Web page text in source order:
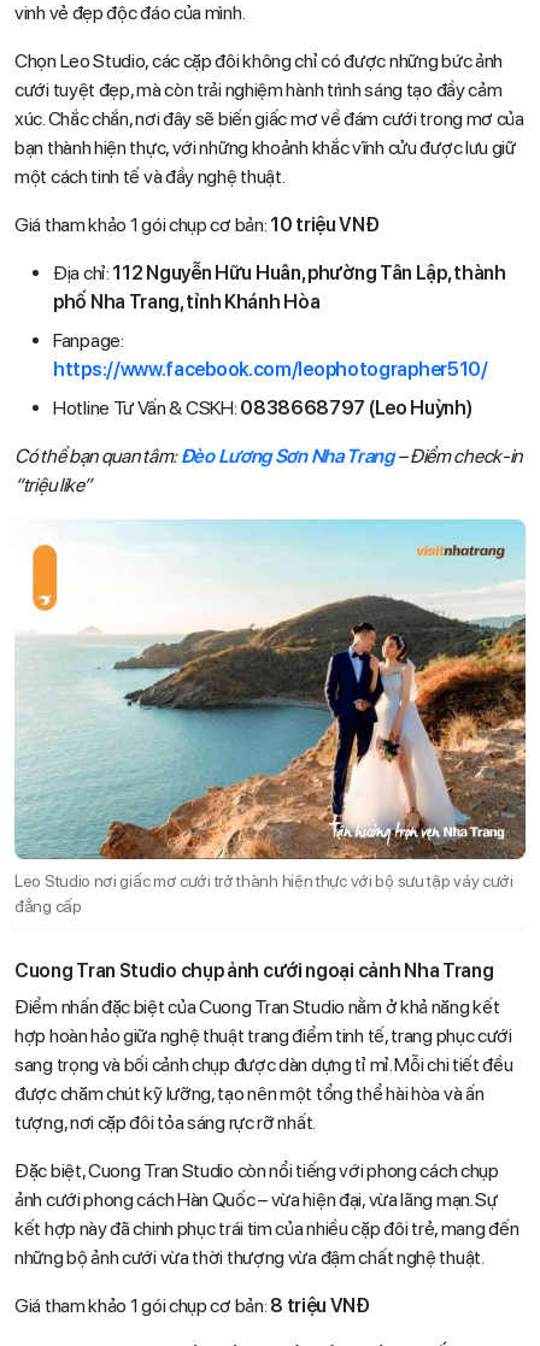
vinh vẻ đẹp độc đáo của mình.
Chọn Leo Studio, các cặp đôi không chỉ có được những bức ảnh
cưới tuyệt đẹp, mà còn trải nghiệm hành trình sáng tạo đầy cảm
xúc. Chắc chắn, nơi đây sẽ biến giấc mơ về đám cưới trong mơ của
bạn thành hiện thực, với những khoảnh khắc vĩnh cửu được lưu giữ
một cách tinh tế và đầy nghệ thuật.
Giá tham khảo 1 gói chụp cơ bản: 10 triệu VNĐ
Địa chỉ: 112 Nguyễn Hữu Huân, phường Tân Lập, thành
phố Nha Trang, tỉnh Khánh Hòa
Fanpage:
https://www.facebook.com/leophotographer510/
Hotline Tư Vấn & CSKH: 0838668797 (Leo Huỳnh)
Có thể bạn quan tâm:Đèo Lương Sơn Nha Trang– Điểm check-in
“triệu like”
Leo Studio nơi giấc mơ cưới trở thành hiện thực với bộ sưu tập váy cưới
đẳng cấp
Cuong Tran Studio chụp ảnh cưới ngoại cảnh Nha Trang
Điểm nhấn đặc biệt của Cuong Tran Studio nằm ở khả năng kết
hợp hoàn hảo giữa nghệ thuật trang điểm tinh tế, trang phục cưới
sang trọng và bối cảnh chụp được dàn dựng tỉ mỉ. Mỗi chi tiết đều
được chăm chút kỹ lưỡng, tạo nên một tổng thể hài hòa và ấn
tượng, nơi cặp đôi tỏa sáng rực rỡ nhất.
Đặc biệt, Cuong Tran Studio còn nổi tiếng với phong cách chụp
ảnh cưới phong cách Hàn Quốc – vừa hiện đại, vừa lãng mạn. Sự
kết hợp này đã chinh phục trái tim của nhiều cặp đôi trẻ, mang đến
những bộ ảnh cưới vừa thời thượng vừa đậm chất nghệ thuật.
Giá tham khảo 1 gói chụp cơ bản: 8 triệu VNĐ